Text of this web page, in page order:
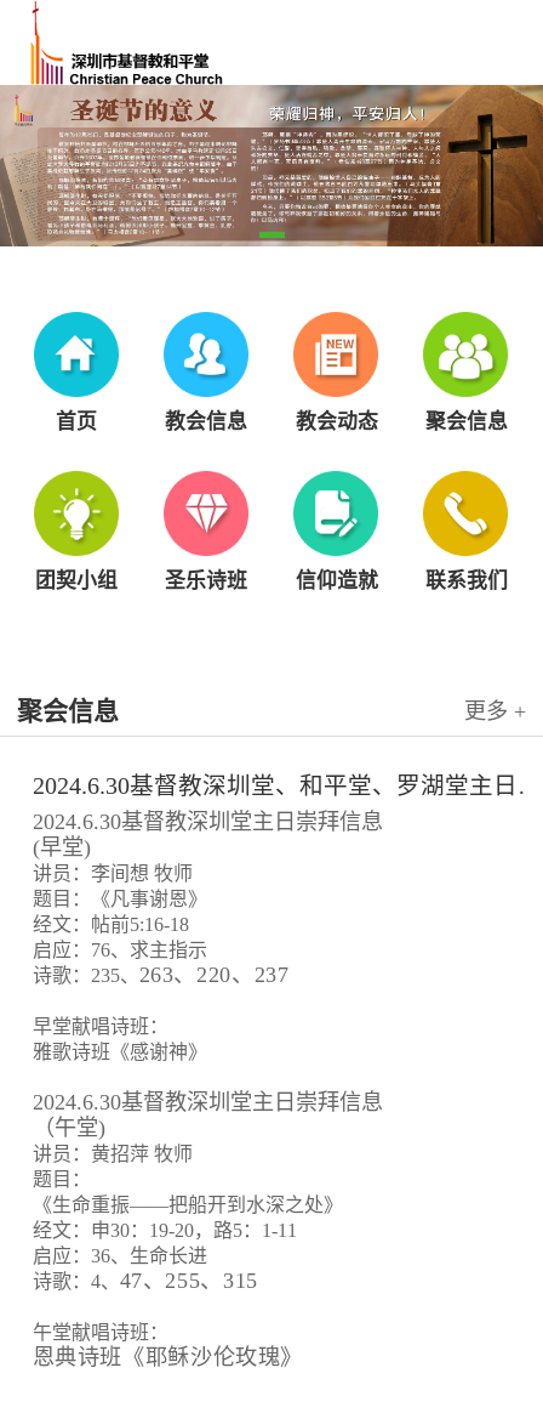
首页 教会信息 教会动态 聚会信息
团契小组 圣乐诗班 信仰造就 联系我们
聚会信息 更多 +
2024.6.30基督教深圳堂、和平堂、罗湖堂主日崇拜信息
2024.6.30基督教深圳堂主日崇拜信息
(早堂)
讲员：李间想 牧师
题目：《凡事谢恩》
经文：帖前5:16-18
启应：76、求主指示
诗歌：235、 263、220、237
早堂献唱诗班：
雅歌诗班《感谢神》
2024.6.30基督教深圳堂主日崇拜信息
（午堂)
讲员：黄招萍 牧师
题目：
《生命重振——把船开到水深之处》
经文：申30：19-20，路5：1-11
启应：36、生命长进
诗歌：4、 47、255、315
午堂献唱诗班：
恩典诗班《耶稣沙伦玫瑰》